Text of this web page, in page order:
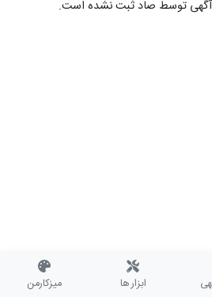
توسط صاد ثبت نشده است.
ابزار ها میزکارمن